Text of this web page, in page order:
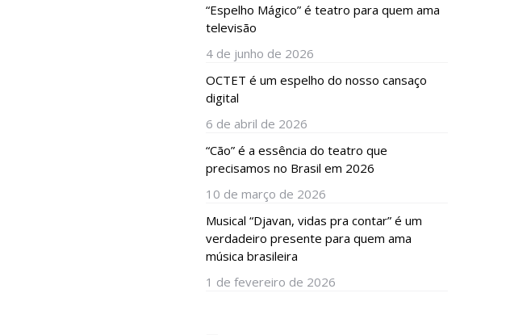
“Espelho Mágico” é teatro para quem ama
televisão
4 de junho de 2026
OCTET é um espelho do nosso cansaço
digital
6 de abril de 2026
“Cão” é a essência do teatro que
precisamos no Brasil em 2026
10 de março de 2026
Musical “Djavan, vidas pra contar” é um
verdadeiro presente para quem ama
música brasileira
1 de fevereiro de 2026